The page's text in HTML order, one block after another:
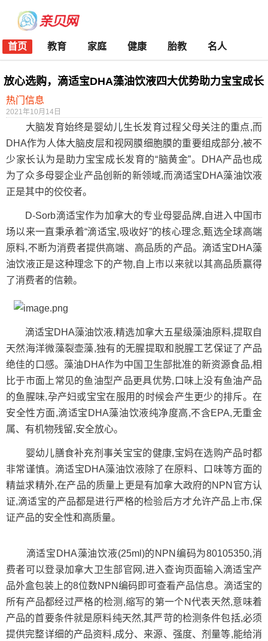
首页 教育 家庭 健康 胎教 名人
放心选购，滴适宝DHA藻油饮液四大优势助力宝宝成长
热门信息
2021年10月14日
大脑发育始终是婴幼儿生长发育过程父母关注的重点,而
DHA作为人体大脑皮层和视网膜细胞膜的重要组成部分,被不
少家长认为是助力宝宝成长发育的“脑黄金”。DHA产品也成
为了众多母婴企业产品创新的新领域,而滴适宝DHA藻油饮液
正是其中的佼佼者。
D-Sorb滴适宝作为加拿大的专业母婴品牌,自进入中国市
场以来一直秉承着“滴适宝,吸收好”的核心理念,甄选全球高端
原料,不断为消费者提供高端、高品质的产品。滴适宝DHA藻
油饮液正是这种理念下的产物,自上市以来就以其高品质赢得
了消费者的信赖。
滴适宝DHA藻油饮液,精选加拿大五星级藻油原料,提取自
天然海洋微藻裂壶藻,独有的无腥提取和脱腥工艺保证了产品
绝佳的口感。藻油DHA作为中国卫生部批准的新资源食品,相
比于市面上常见的鱼油型产品更具优势,口味上没有鱼油产品
的鱼腥味,孕产妇或宝宝在服用的时候会产生更少的排斥。在
安全性方面,滴适宝DHA藻油饮液纯净度高,不含EPA,无重金
属、有机物残留,安全放心。
婴幼儿膳食补充剂事关宝宝的健康,宝妈在选购产品时都
非常谨慎。滴适宝DHA藻油饮液除了在原料、口味等方面的
精益求精外,在产品的质量上更是有加拿大政府的NPN官方认
证,滴适宝的产品都是进行严格的检验后方才允许产品上市,保
证产品的安全性和高质量。
滴适宝DHA藻油饮液(25ml)的NPN编码为80105350,消
费者可以登录加拿大卫生部官网,进入查询页面输入滴适宝产
品外盒包装上的8位数NPN编码即可查看产品信息。滴适宝的
所有产品都经过严格的检测,缩写的第一个N代表天然,意味着
产品的首要条件就是原料纯天然,其严苛的检测条件包括,必须
提供完整详细的产品资料,成分、来源、强度、剂量等,能给消